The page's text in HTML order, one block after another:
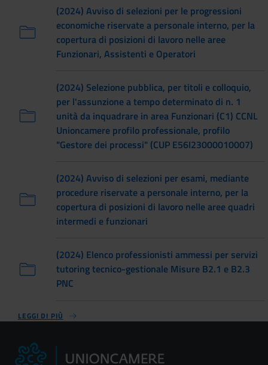
(2024) Avviso di selezioni per le progressioni
economiche riservate a personale interno, per la
copertura di posizioni di lavoro nelle aree
Funzionari, Assistenti e Operatori
(2024) Selezione pubblica, per titoli e colloquio,
per l'assunzione a tempo determinato di n. 1
unità da inquadrare in area Funzionari (C1) CCNL
Unioncamere profilo professionale, profilo
"Gestore dei processi" (CUP E56I23000010007)
(2024) Avviso di selezioni per esami, mediante
procedure riservate a personale interno, per la
copertura di posizioni di lavoro nelle aree quadri
intermedi e funzionari
(2024) Elenco professionisti ammessi per servizi
tutoring tecnico-gestionale Misure B2.1 e B2.3
PNC
LEGGI DI PIÙ